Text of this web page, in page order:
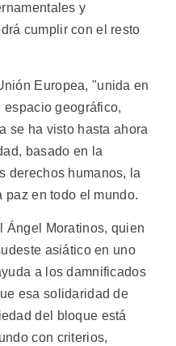
y
cumplir con el resto
Europea, "unida en
espacio geográfico,
se ha visto hasta ahora
basado en la
derechos humanos, la
en todo el mundo.
Ángel Moratinos, quien
asiático en uno
a los damnificados
esa solidaridad de
del bloque está
con criterios,